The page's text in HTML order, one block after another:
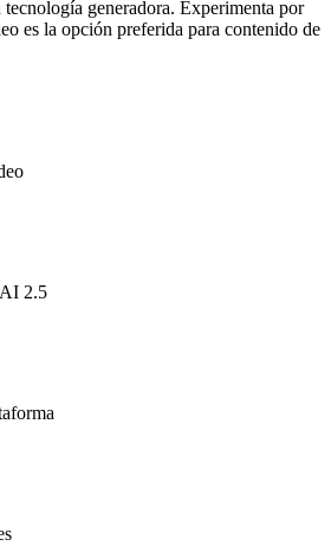
generadora. Experimenta por
es la opción preferida para contenido de
2.5